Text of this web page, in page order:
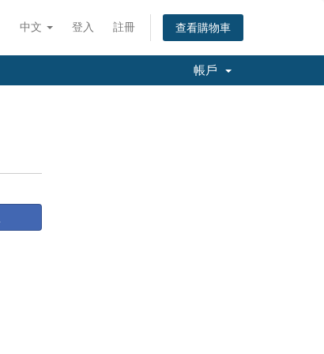
中文 登入 註冊 查看購物車
帳戶